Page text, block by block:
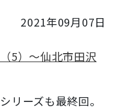
2021年09月07日
5）～仙北市田沢
リーズも最終回。